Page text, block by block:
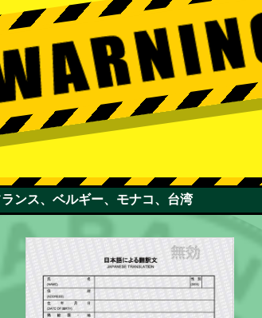
ンス、ベルギー、モナコ、台湾